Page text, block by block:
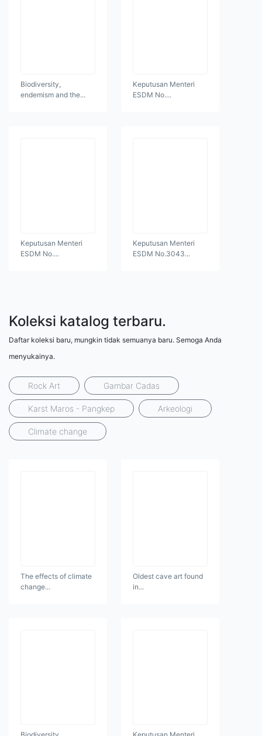
Biodiversity,
endemism and the...
Keputusan Menteri
ESDM No....
Keputusan Menteri
ESDM No....
Keputusan Menteri
ESDM No.3043...
Koleksi katalog terbaru.
Daftar koleksi baru, mungkin tidak semuanya baru. Semoga Anda
menyukainya.
Rock Art Gambar Cadas
Karst Maros - Pangkep Arkeologi
Climate change
The effects of climate
change...
Oldest cave art found
in...